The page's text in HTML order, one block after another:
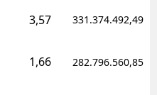
3,57 331.374.492,49
1,66 282.796.560,85